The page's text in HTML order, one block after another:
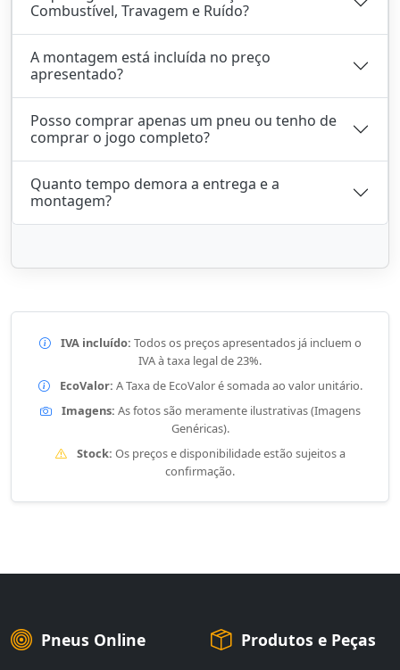
Combustível, Travagem e Ruído?
A montagem está incluída no preço
apresentado?
Posso comprar apenas um pneu ou tenho de
comprar o jogo completo?
Quanto tempo demora a entrega e a
montagem?
IVA incluído: Todos os preços apresentados já incluem o
IVA à taxa legal de 23%.
EcoValor: A Taxa de EcoValor é somada ao valor unitário.
Imagens: As fotos são meramente ilustrativas (Imagens
Genéricas).
Stock: Os preços e disponibilidade estão sujeitos a
confirmação.
Pneus Online Produtos e Peças